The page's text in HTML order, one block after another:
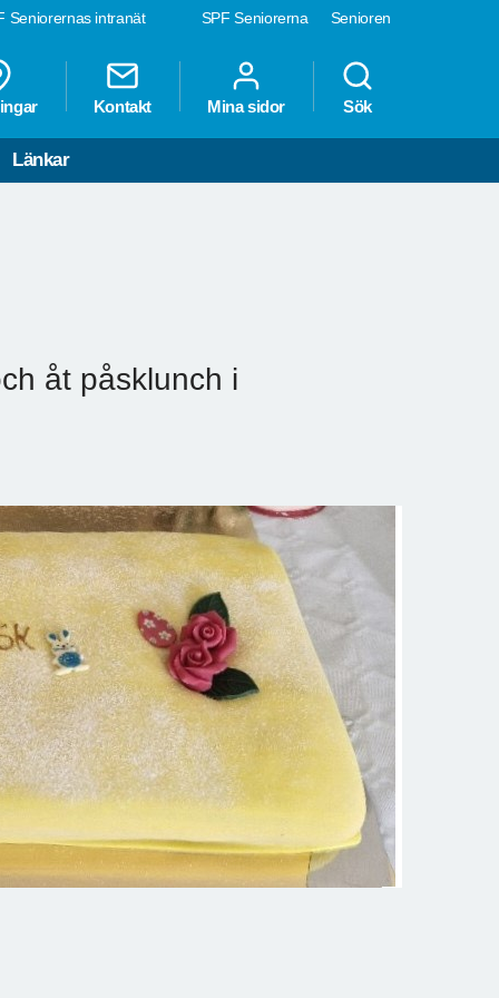
SPF Seniorerna Senioren
Seniorernas intranät
Kontakt Mina sidor Sök
Länkar
åt påsklunch i